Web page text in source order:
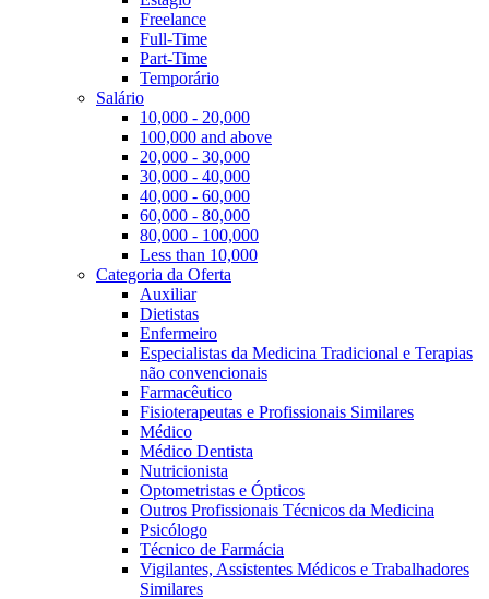
Freelance
Full-Time
Part-Time
Temporário
Salário
10,000 - 20,000
100,000 and above
20,000 - 30,000
30,000 - 40,000
40,000 - 60,000
60,000 - 80,000
80,000 - 100,000
Less than 10,000
Categoria da Oferta
Auxiliar
Dietistas
Enfermeiro
Especialistas da Medicina Tradicional e Terapias
não convencionais
Farmacêutico
Fisioterapeutas e Profissionais Similares
Médico
Médico Dentista
Nutricionista
Optometristas e Ópticos
Outros Profissionais Técnicos da Medicina
Psicólogo
Técnico de Farmácia
Vigilantes, Assistentes Médicos e Trabalhadores
Similares